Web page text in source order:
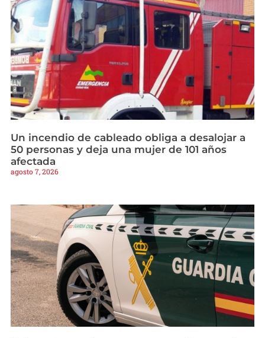
Un incendio de cableado obliga a desalojar a
50 personas y deja una mujer de 101 años
afectada
agosto 7, 2026